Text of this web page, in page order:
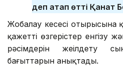
деп атап өтті Қанат
Жобалау кеңсесі отырысына
қажетті өзгерістер енгізу
рәсімдерін жеңілдету
бағыттарын анықтады.